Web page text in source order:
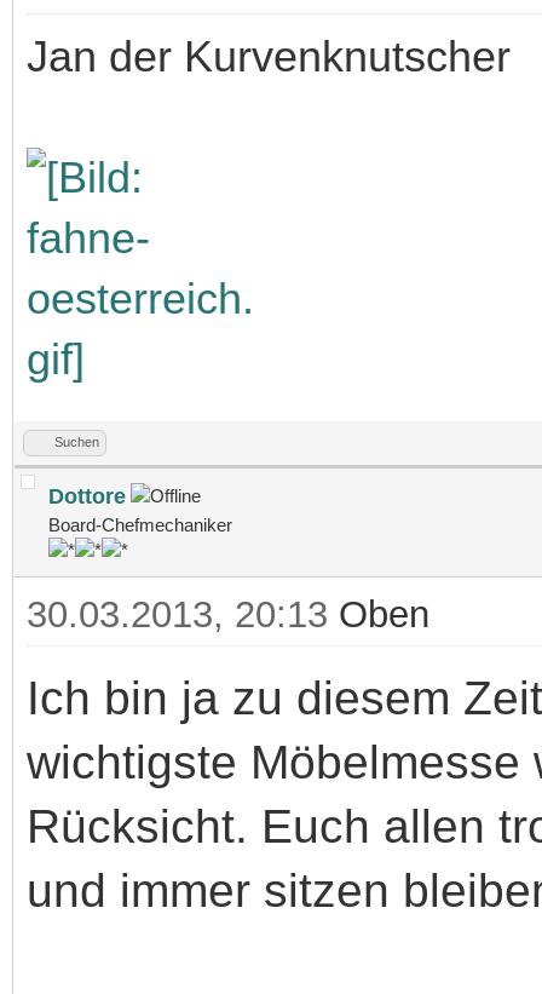
Jan der Kurvenknutscher
Suchen
Dottore
Board-Chefmechaniker
30.03.2013, 20:13 Oben
Ich bin ja zu diesem
wichtigste Möbelmesse
Rücksicht. Euch allen
und immer sitzen